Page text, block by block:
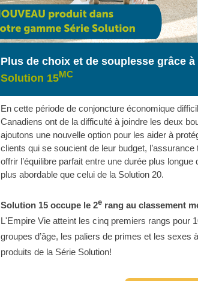
Plus de choix et de souplesse grâce
Solution 15MC
En cette période de conjoncture économique
Canadiens ont de la difficulté à joindre les deux
ajoutons une nouvelle option pour les aider à
clients qui se soucient de leur budget,
offrir l’équilibre parfait entre une durée plus
plus abordable que celui de la Solution 20.
Solution 15 occupe le 2e rang au classement
L'Empire Vie atteint les cinq premiers rangs pour
groupes d’âge, les paliers de primes et les sexes
produits de la Série Solution!